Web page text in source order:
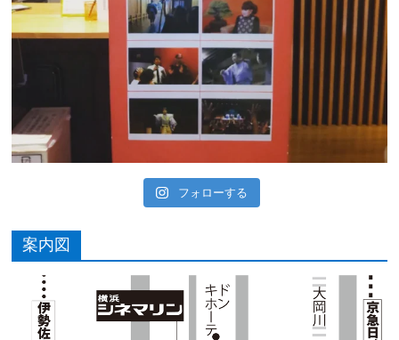
フォローする
案内図